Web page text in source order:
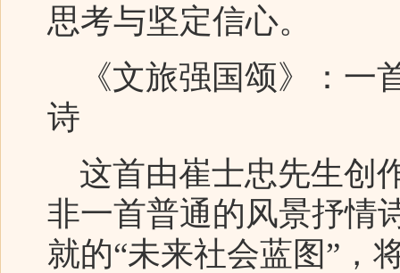
思考与坚定信心。
《文旅强国颂》：一
诗
这首由崔士忠先生创
非一首普通的风景抒情
就的“未来社会蓝图”，